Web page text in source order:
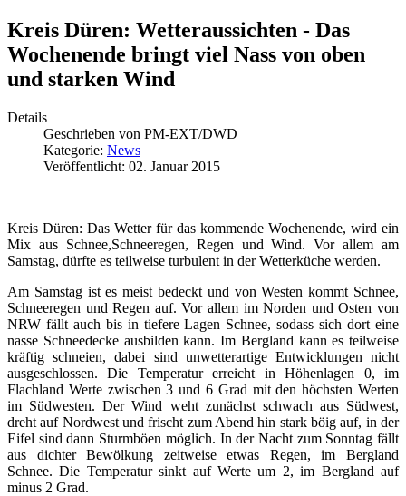
Kreis Düren: Wetteraussichten - Das
Wochenende bringt viel Nass von oben
und starken Wind
Details
Geschrieben von PM-EXT/DWD
Kategorie: News
Veröffentlicht: 02. Januar 2015
Kreis Düren: Das Wetter für das kommende Wochenende, wird ein
Mix aus Schnee,Schneeregen, Regen und Wind. Vor allem am
Samstag, dürfte es teilweise turbulent in der Wetterküche werden.
Am Samstag ist es meist bedeckt und von Westen kommt Schnee,
Schneeregen und Regen auf. Vor allem im Norden und Osten von
NRW fällt auch bis in tiefere Lagen Schnee, sodass sich dort eine
nasse Schneedecke ausbilden kann. Im Bergland kann es teilweise
kräftig schneien, dabei sind unwetterartige Entwicklungen nicht
ausgeschlossen. Die Temperatur erreicht in Höhenlagen 0, im
Flachland Werte zwischen 3 und 6 Grad mit den höchsten Werten
im Südwesten. Der Wind weht zunächst schwach aus Südwest,
dreht auf Nordwest und frischt zum Abend hin stark böig auf, in der
Eifel sind dann Sturmböen möglich. In der Nacht zum Sonntag fällt
aus dichter Bewölkung zeitweise etwas Regen, im Bergland
Schnee. Die Temperatur sinkt auf Werte um 2, im Bergland auf
minus 2 Grad.